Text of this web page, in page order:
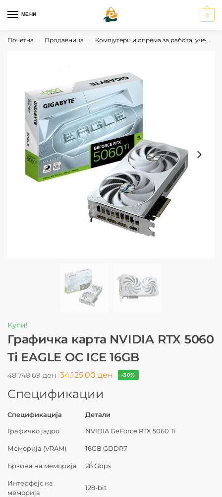
МЕНИ 0
Почетна › Продавница › Компјутери и опрема за работа, учење и гејминг
Купи!
Графичка карта NVIDIA RTX 5060
Ti EAGLE OC ICE 16GB
48.748,69ден 34.125,00 ден -30%
Спецификации
Спецификација Детали
Графичко јадро NVIDIA GeForce RTX 5060 Ti
Меморија (VRAM) 16GB GDDR7
Брзина на меморија 28 Gbps
Интерфејс на
меморија
128-bit